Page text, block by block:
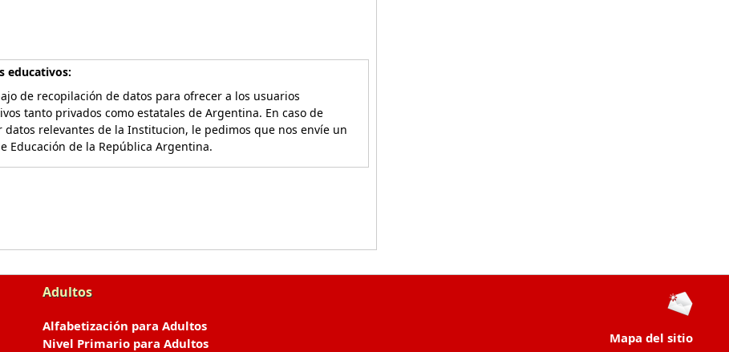
educativos:
de recopilación de datos para ofrecer a los usuarios
tanto privados como estatales de Argentina. En caso de
relevantes de la Institucion, le pedimos que nos envíe un
Educación de la República Argentina.
Adultos
Alfabetización para Adultos
Nivel Primario para Adultos
Mapa del sitio